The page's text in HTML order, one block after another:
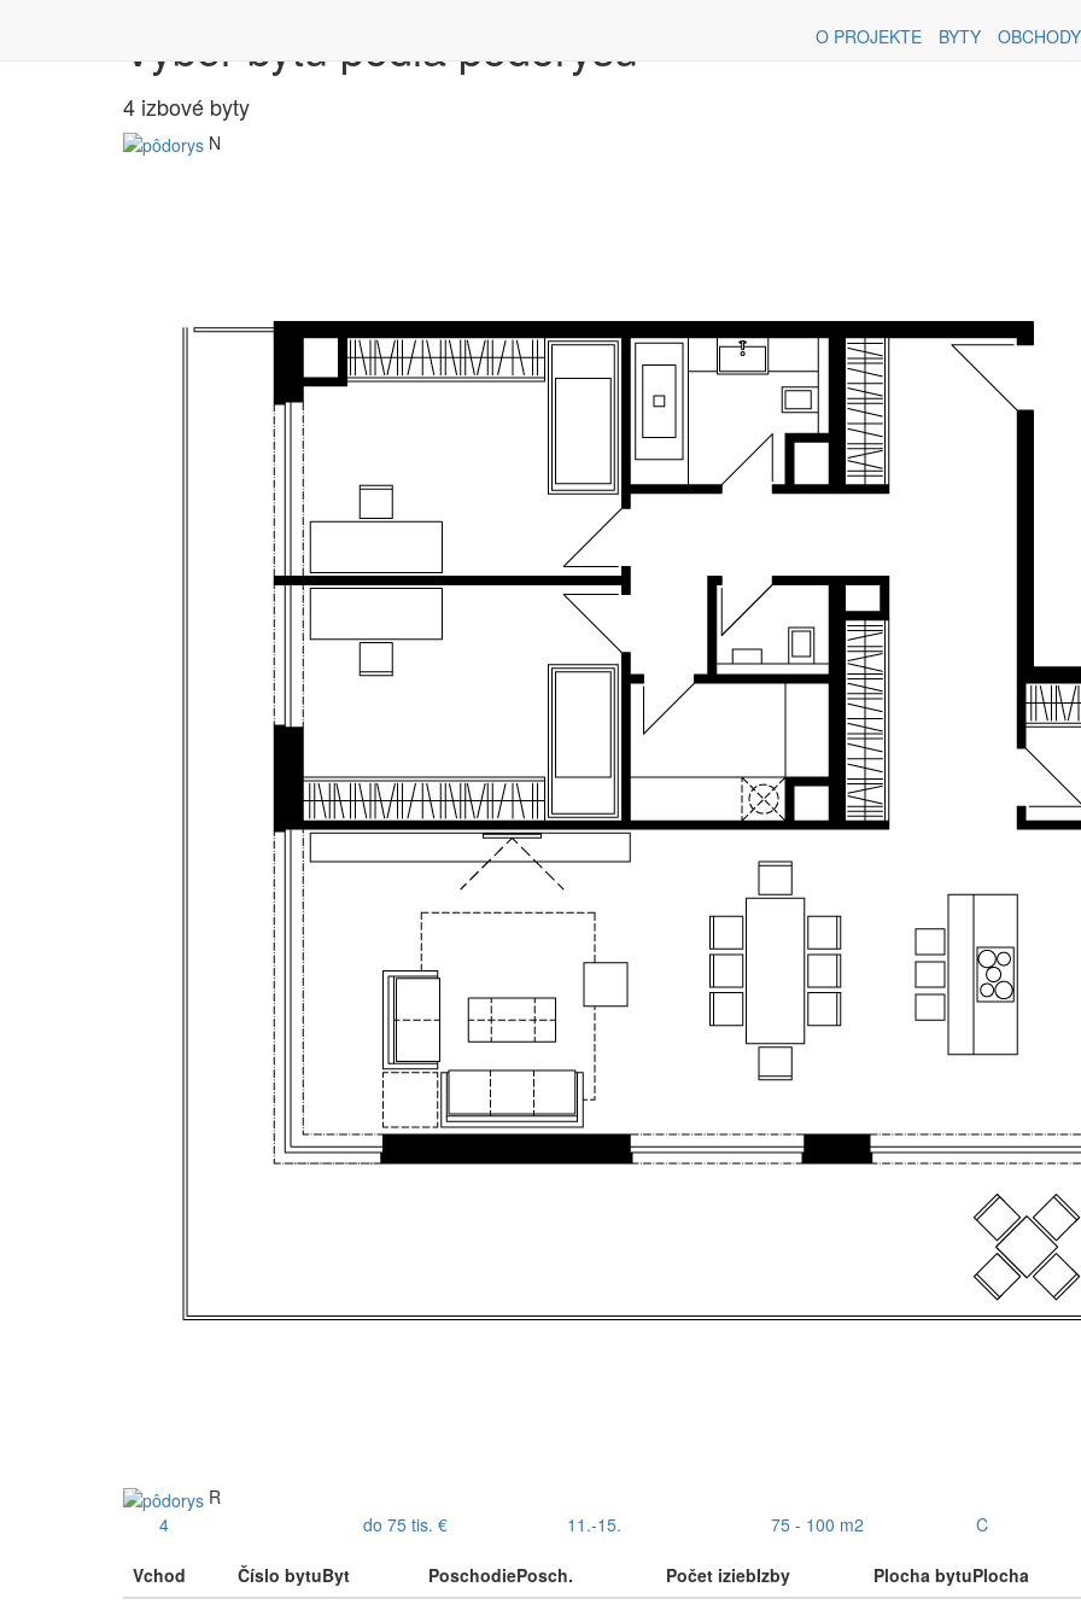
O PROJEKTE BYTY OBCHODY
Výber bytu podľa pôdorysu
4 izbové byty
N
R
4
do 75 tis. € 11.-15. 75 - 100 m2 C
Vchod Číslo bytuByt PoschodiePosch. Počet iziebIzby Plocha bytuPlocha